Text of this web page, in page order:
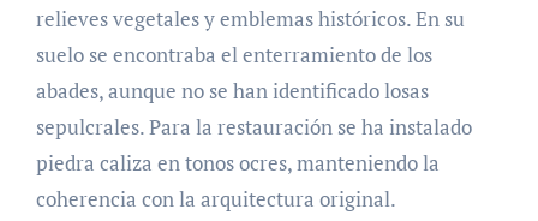
relieves vegetales y emblemas históricos. En su
suelo se encontraba el enterramiento de los
abades, aunque no se han identificado losas
sepulcrales. Para la restauración se ha instalado
piedra caliza en tonos ocres, manteniendo la
coherencia con la arquitectura original.